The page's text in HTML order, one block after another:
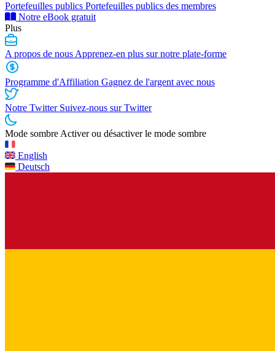
Portefeuilles publics Portefeuilles publics des membres
Notre eBook gratuit
Plus
A propos de nous Apprenez-en plus sur notre plate-forme
Programme d'Affiliation Gagnez de l'argent avec nous
Notre Twitter Suivez-nous sur Twitter
Mode sombre Activer ou désactiver le mode sombre
English
Deutsch